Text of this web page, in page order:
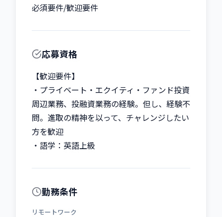
必須要件/歓迎要件
応募資格
【歓迎要件】
・プライベート・エクイティ・ファンド投資
周辺業務、投融資業務の経験。但し、経験不
問。進取の精神を以って、チャレンジしたい
方を歓迎
・語学：英語上級
勤務条件
リモートワーク